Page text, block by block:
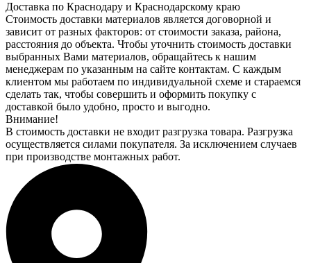
Доставка по Краснодару и Краснодарскому краю
Стоимость доставки материалов является договорной и
зависит от разных факторов: от стоимости заказа, района,
расстояния до объекта. Чтобы уточнить стоимость доставки
выбранных Вами материалов, обращайтесь к нашим
менеджерам по указанным на сайте контактам. С каждым
клиентом мы работаем по индивидуальной схеме и стараемся
сделать так, чтобы совершить и оформить покупку с
доставкой было удобно, просто и выгодно.
Внимание!
В стоимость доставки не входит разгрузка товара. Разгрузка
осуществляется силами покупателя. За исключением случаев
при производстве монтажных работ.